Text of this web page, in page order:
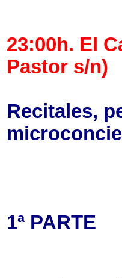
23:00h. El
Pastor s/n)
Recitales,
1ª PARTE